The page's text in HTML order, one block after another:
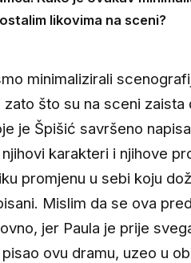
likovima na sceni?
minimalizirali
što su na sceni zaista
je Špišić savršeno
karakteri i njihove
promjenu u sebi koju
Mislim da se ova
jer Paula je prije
ovu dramu, uzeo u